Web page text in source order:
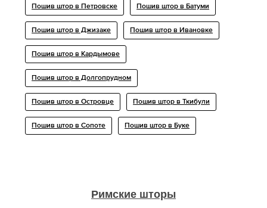
Пошив штор в Петровске Пошив штор в Батуми
Пошив штор в Джизаке Пошив штор в Ивановке
Пошив штор в Кардымове
Пошив штор в Долгопрудном
Пошив штор в Островце Пошив штор в Ткибули
Пошив штор в Сопоте Пошив штор в Буке
Римские шторы